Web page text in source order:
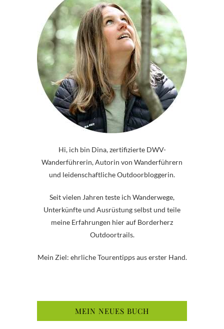
Hi, ich bin Dina, zertifizierte DWV-
Wanderführerin, Autorin von Wanderführern
und leidenschaftliche Outdoorbloggerin.
Seit vielen Jahren teste ich Wanderwege,
Unterkünfte und Ausrüstung selbst und teile
meine Erfahrungen hier auf Borderherz
Outdoortrails.
Mein Ziel: ehrliche Tourentipps aus erster Hand.
MEIN NEUES BUCH